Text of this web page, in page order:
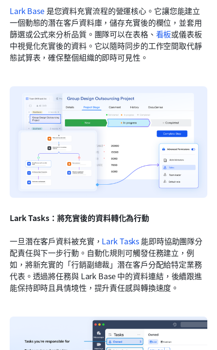
Lark Base 是您資料充實流程的營運核心。它讓您能建立
一個動態的潛在客戶資料庫，儲存充實後的欄位，並套用
篩選或公式來分析品質。團隊可以在表格、 看板或儀表板
中視覺化充實後的資料。它以隨時同步的工作空間取代靜
態試算表，確保整個組織的即時可見性。
Lark Tasks：將充實後的資料轉化為行動
一旦潛在客戶資料被充實， Lark Tasks 能即時協助團隊分
配責任與下一步行動。自動化規則可觸發任務建立，例
如，將新充實的「行銷副總裁」潛在客戶分配給特定業務
代表。透過將任務與 Lark Base 中的資料連結，後續跟進
能保持即時且具情境性，提升責任感與轉換速度。